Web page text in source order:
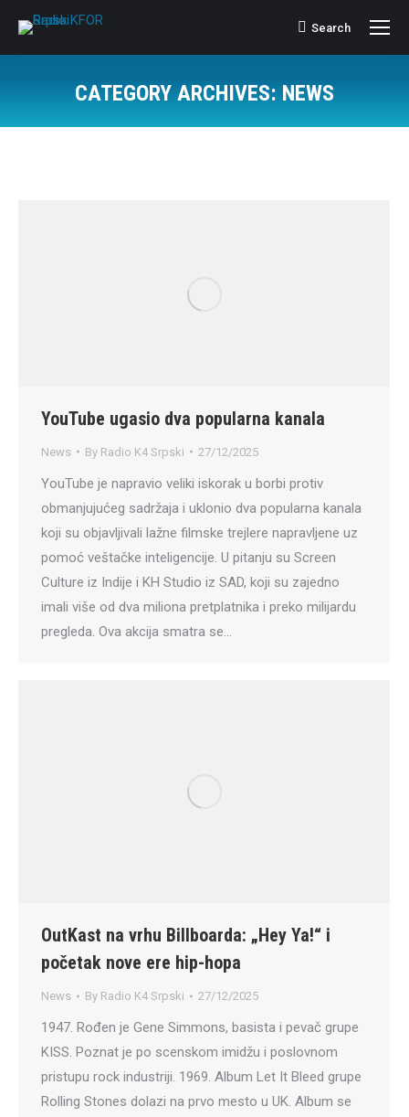
Search:
Search
CATEGORY ARCHIVES: NEWS
YouTube ugasio dva popularna kanala
News By Radio K4 Srpski 27/12/2025
YouTube je napravio veliki iskorak u borbi protiv
obmanjujućeg sadržaja i uklonio dva popularna kanala
koji su objavljivali lažne filmske trejlere napravljene uz
pomoć veštačke inteligencije. U pitanju su Screen
Culture iz Indije i KH Studio iz SAD, koji su zajedno
imali više od dva miliona pretplatnika i preko milijardu
pregleda. Ova akcija smatra se…
OutKast na vrhu Billboarda: „Hey Ya!“ i
početak nove ere hip-hopa
News By Radio K4 Srpski 27/12/2025
1947. Rođen je Gene Simmons, basista i pevač grupe
KISS. Poznat je po scenskom imidžu i poslovnom
pristupu rock industriji. 1969. Album Let It Bleed grupe
Rolling Stones dolazi na prvo mesto u UK. Album se